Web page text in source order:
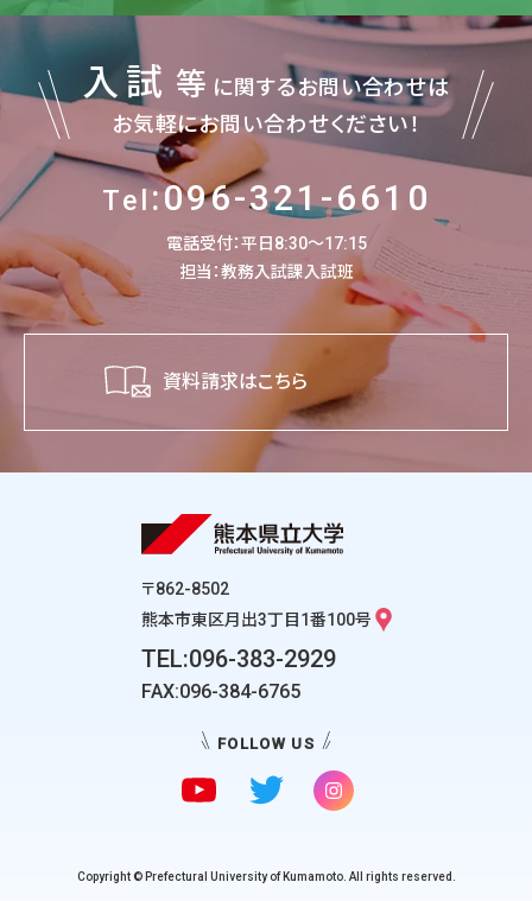
入試 等 に関するお問い合わせは
お気軽にお問い合わせください！
Tel:096-321-6610
電話受付：平日8:30～17:15
担当：教務入試課入試班
資料請求はこちら
〒862-8502
熊本市東区月出3丁目1番100号
TEL:096-383-2929
FAX:096-384-6765
FOLLOW US
Copyright © Prefectural University of Kumamoto. All rights reserved.